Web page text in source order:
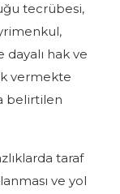
tecrübesi,
hak ve
vermekte
belirtilen
taraf
ve yol